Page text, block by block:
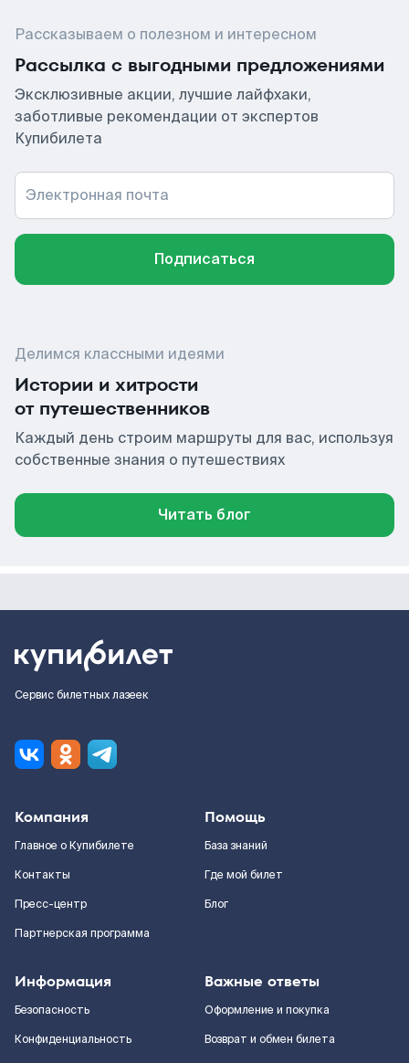
Рассказываем о полезном и интересном
Рассылка с выгодными предложениями
Эксклюзивные акции, лучшие лайфхаки,
заботливые рекомендации от экспертов
Купибилета
Электронная почта
Подписаться
Делимся классными идеями
Истории и хитрости
от путешественников
Каждый день строим маршруты для вас, используя
собственные знания о путешествиях
Читать блог
Сервис билетных лазеек
Компания
Главное о Купибилете
Контакты
Пресс-центр
Партнерская программа
Помощь
База знаний
Где мой билет
Блог
Информация
Безопасность
Конфиденциальность
Важные ответы
Оформление и покупка
Возврат и обмен билета